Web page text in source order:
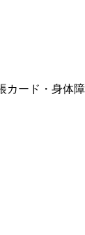
カード・身体